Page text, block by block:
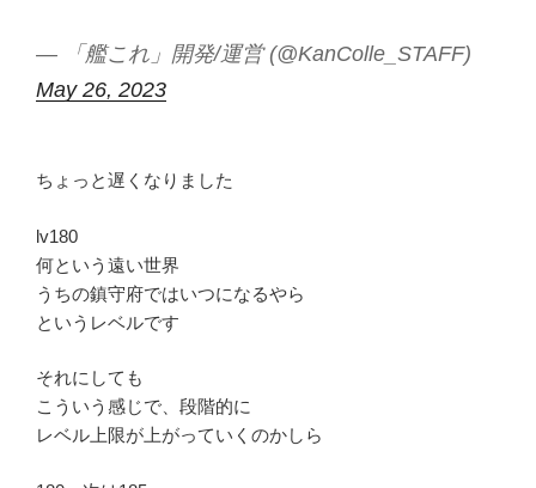
— 「艦これ」開発/運営 (@KanColle_STAFF)
May 26, 2023
ちょっと遅くなりました
lv180
何という遠い世界
うちの鎮守府ではいつになるやら
というレベルです
それにしても
こういう感じで、段階的に
レベル上限が上がっていくのかしら